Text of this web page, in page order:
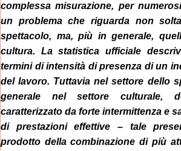
complessa misurazione, per
un problema che riguarda non
spettacolo, ma, più in generale,
cultura. La statistica ufficiale
termini di intensità di presenza di un
del lavoro. Tuttavia nel settore dello
generale nel settore culturale,
caratterizzato da forte intermittenza e
di prestazioni effettive – tale
prodotto della combinazione di più